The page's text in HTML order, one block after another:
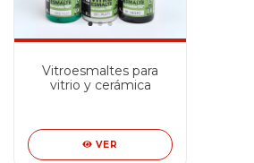
Vitroesmaltes para
vitrio y cerámica
VER